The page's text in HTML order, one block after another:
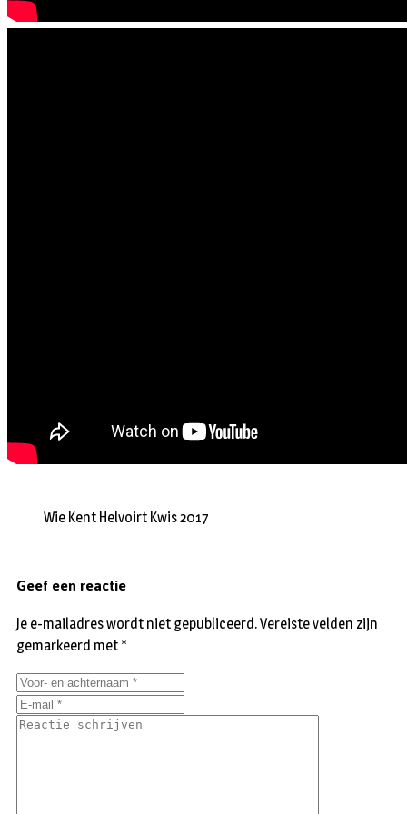
Wie Kent Helvoirt Kwis 2017
Geef een reactie
Je e-mailadres wordt niet gepubliceerd.Vereiste velden zijn
gemarkeerd met *